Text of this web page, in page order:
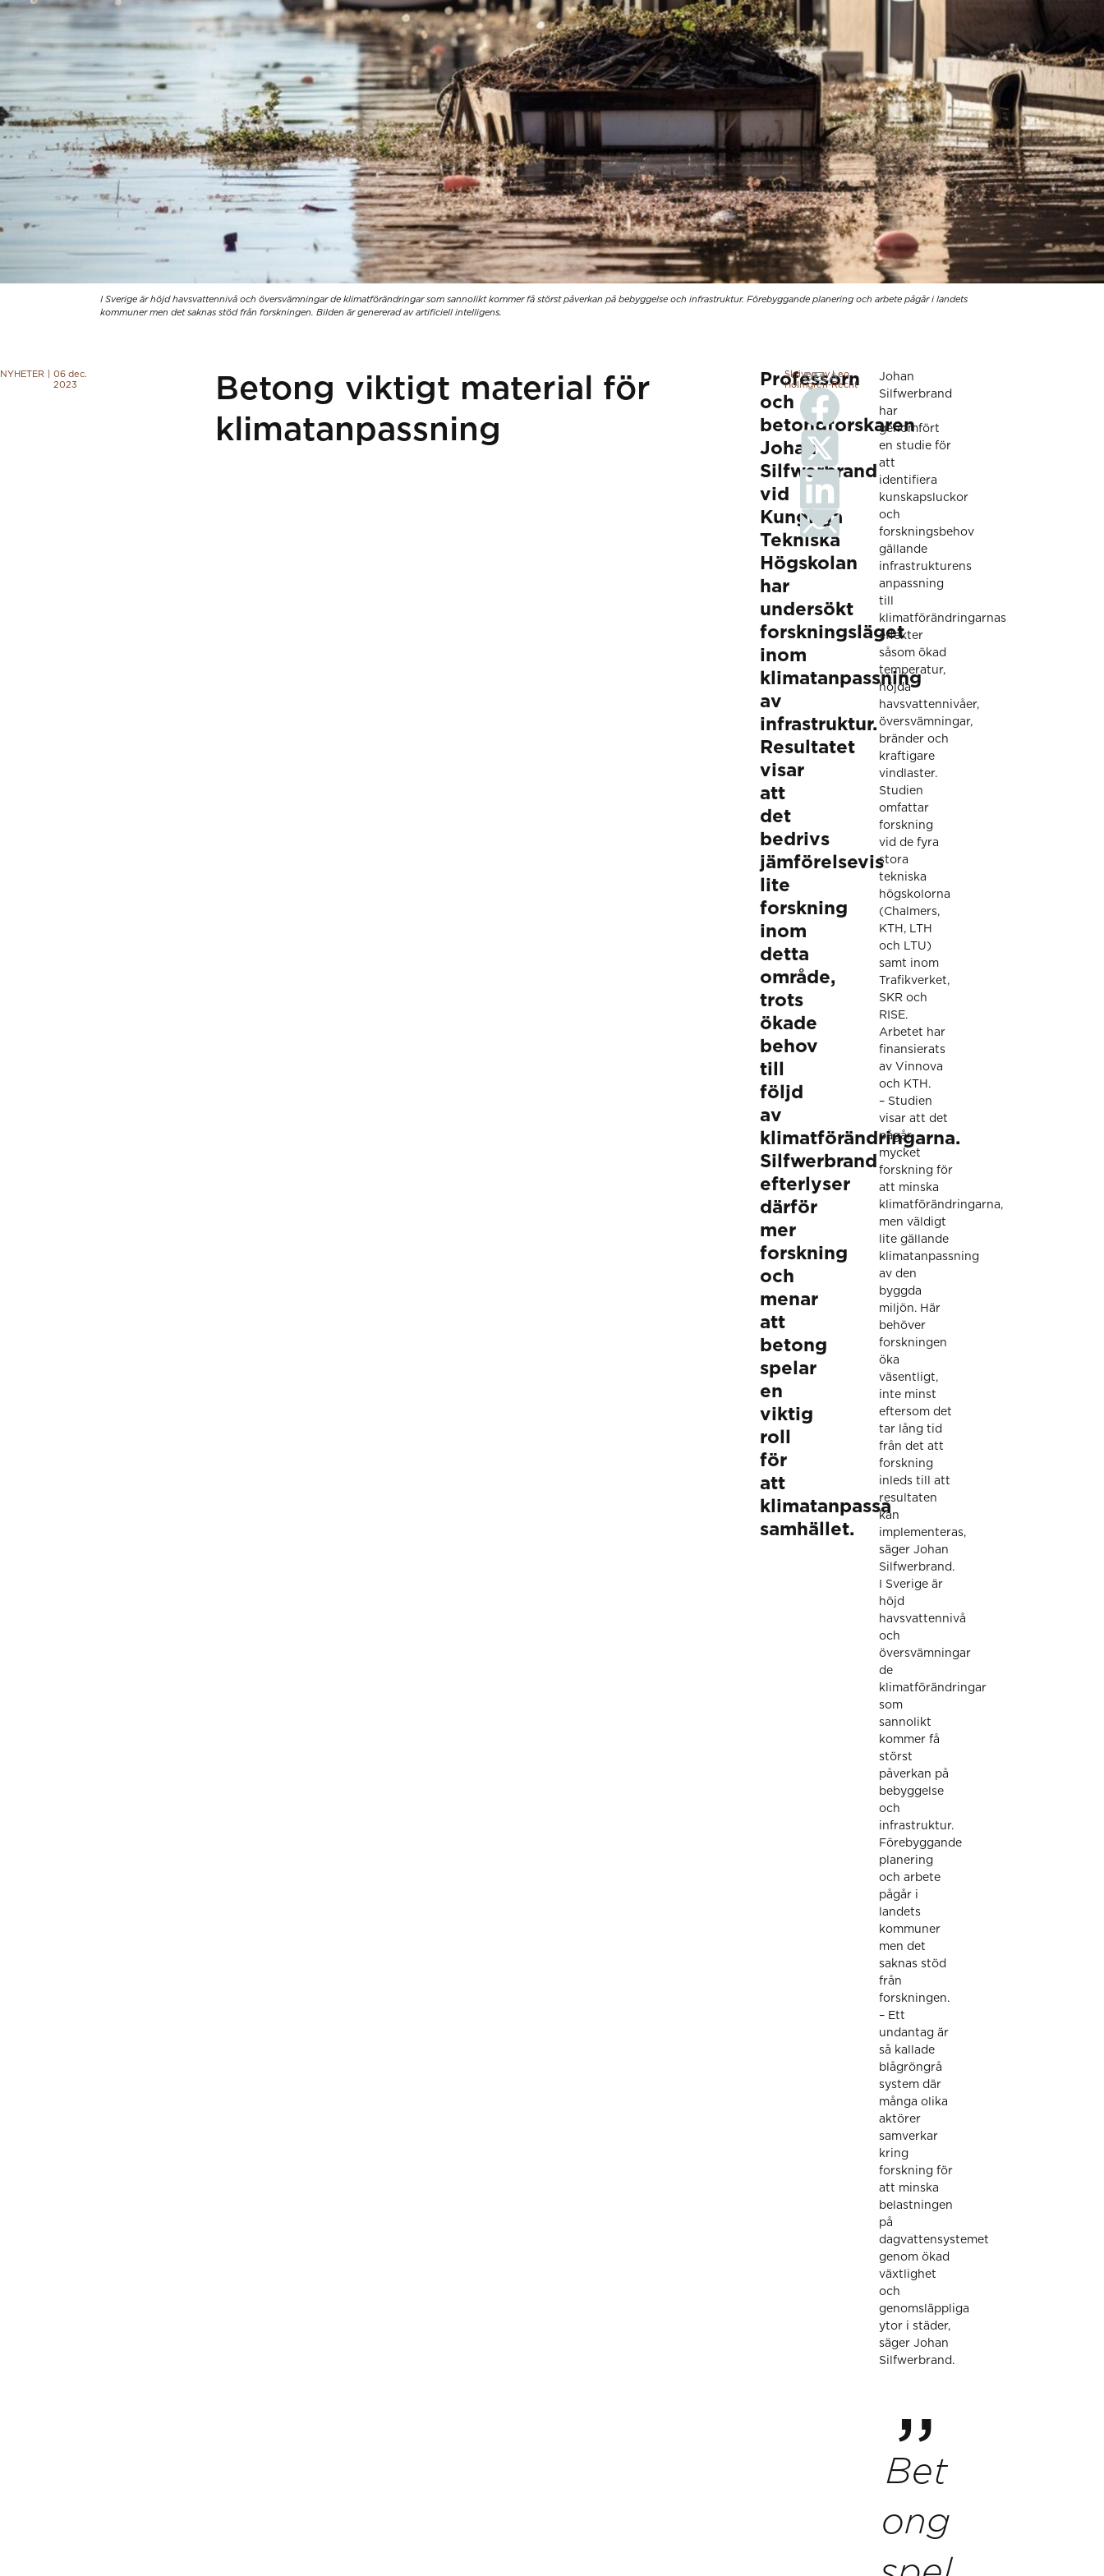
I Sverige är höjd havsvattennivå och översvämningar de klimatförändringar som sannolikt kommer få störst påverkan på bebyggelse och infrastruktur. Förebyggande planering och arbete pågår i landets
kommuner men det saknas stöd från forskningen. Bilden är genererad av artificiell intelligens.
NYHETER
06 dec.
2023
Betong viktigt material för
klimatanpassning
Professorn
och
betongforskaren
Johan
Silfwerbrand
vid
Kungliga
Tekniska
Högskolan
har
undersökt
forskningsläget
inom
klimatanpassning
av
infrastruktur.
Resultatet
visar
att
det
bedrivs
jämförelsevis
lite
forskning
inom
detta
område,
trots
ökade
behov
till
följd
av
klimatförändringarna.
Silfwerbrand
efterlyser
därför
mer
forskning
och
menar
att
betong
spelar
en
viktig
roll
för
att
klimatanpassa
samhället.
Skriven av Leo
Holmgren-Recht
DELA
Johan
Silfwerbrand
har
genomfört
en studie för
att
identifiera
kunskapsluckor
och
forskningsbehov
gällande
infrastrukturens
anpassning
till
klimatförändringarnas
effekter
såsom ökad
temperatur,
höjda
havsvattennivåer,
översvämningar,
bränder och
kraftigare
vindlaster.
Studien
omfattar
forskning
vid de fyra
stora
tekniska
högskolorna
(Chalmers,
KTH, LTH
och LTU)
samt inom
Trafikverket,
SKR och
RISE.
Arbetet har
finansierats
av Vinnova
och KTH.
– Studien
visar att det
pågår
mycket
forskning för
att minska
klimatförändringarna,
men väldigt
lite gällande
klimatanpassning
av den
byggda
miljön. Här
behöver
forskningen
öka
väsentligt,
inte minst
eftersom det
tar lång tid
från det att
forskning
inleds till att
resultaten
kan
implementeras,
säger Johan
Silfwerbrand.
I Sverige är
höjd
havsvattennivå
och
översvämningar
de
klimatförändringar
som
sannolikt
kommer få
störst
påverkan på
bebyggelse
och
infrastruktur.
Förebyggande
planering
och arbete
pågår i
landets
kommuner
men det
saknas stöd
från
forskningen.
– Ett
undantag är
så kallade
blågröngrå
system där
många olika
aktörer
samverkar
kring
forskning för
att minska
belastningen
på
dagvattensystemet
genom ökad
växtlighet
och
genomsläppliga
ytor i städer,
säger Johan
Silfwerbrand.
Bet
ong